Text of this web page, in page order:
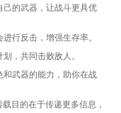
的武器，让战斗更具优
行反击，增强生存率。
，共同击败敌人。
武器的能力，助你在战
目的在于传递更多信息，